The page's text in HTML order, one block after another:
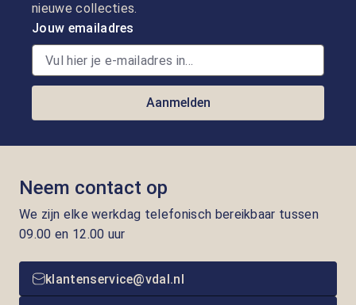
nieuwe collecties.
Jouw emailadres
Aanmelden
Neem contact op
We zijn elke werkdag telefonisch bereikbaar tussen
09.00 en 12.00 uur
klantenservice@vdal.nl